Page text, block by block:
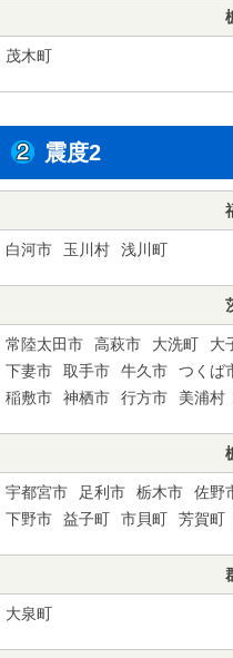
茂木町
震度2
白河市 玉川村 浅川町
常陸太田市 高萩市 大洗町 大
下妻市
取手市 牛久市 つくば
稲敷市
神栖市 行方市 美浦村
宇都宮市 足利市 栃木市 佐野
下野市
益子町 市貝町 芳賀町
大泉町